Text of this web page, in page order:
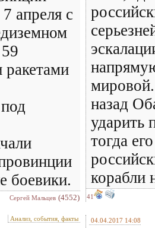
апреля с
ракетами
боевики.
Сергей Мальцев (4552)
назад
ударить
тогда
корабли
41
Анализ, события, факты 04.04.2017 14:08